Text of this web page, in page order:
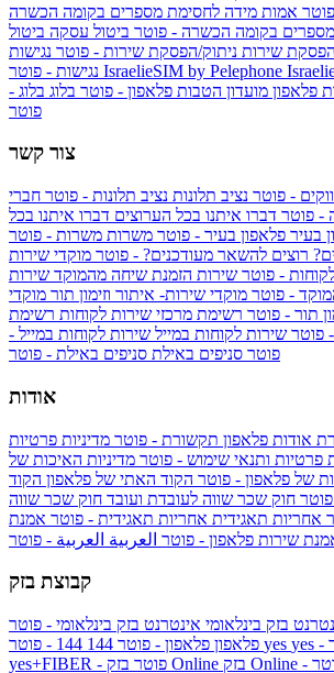
אמות מידה לחסימת מספרים בקומה הכשרה
בקומה הכשרה - פוטר ביטול עסקה ביטול
הפסקת שירות ניתוק/הפסקת שירות - פוטר נגישות
IsraelieSIM by Pelephone
פלאפון מועדון הטבות פלאפון - פוטר בלוג בלוג -
פוטר
צור קשר
- פוטר נציב תלונות נציב תלונות - פוטר חברי
- פוטר דברו איתנו בכל הערוצים דברו איתנו בכל
בעיר פלאפון בעיר - פוטר משרות משרות - פוטר
רוצים להשאר מעודכנים? - פוטר מוקדי שירות
- פוטר שירות הזמנת שיחה מהמוקד שירות
- פוטר מוקדי שירות- איתור וזימון תור מוקדי
תור - פוטר רשימת מרכזי שירות לקוחות רשימת
פוטר שירות לקוחות במייל שירות לקוחות במייל -
פוטר סניפים באילת סניפים באילת - פוטר
אודות
אודות פלאפון תקשורת - פוטר מדיניות פרטיות
פרטיות ותנאי שימוש - פוטר מדיניות האיכות של
של פלאפון - פוטר הקוד האתי של פלאפון הקוד
חוק שכר שווה לעובדת ועובד חוק שכר שווה
אחריות תאגידית אחריות תאגידית - פוטר אמנת
שירות פלאפון - פוטר العربية العربية - פוטר
קבוצת בזק
בזק בינלאומי אינטרנט בזק בינלאומי - פוטר
פלאפון פלאפון - פוטר 144 yes
yes+FIBER - פוטר בזק Online